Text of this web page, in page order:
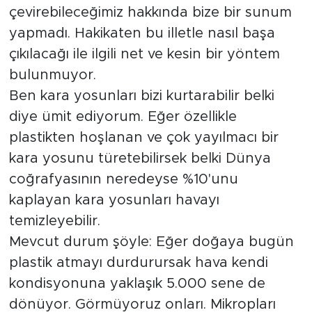
çevirebileceğimiz hakkında bize bir sunum
yapmadı. Hakikaten bu illetle nasıl başa
çıkılacağı ile ilgili net ve kesin bir yöntem
bulunmuyor.
Ben kara yosunları bizi kurtarabilir belki
diye ümit ediyorum. Eğer özellikle
plastikten hoşlanan ve çok yayılmacı bir
kara yosunu türetebilirsek belki Dünya
coğrafyasının neredeyse %10'unu
kaplayan kara yosunları havayı
temizleyebilir.
Mevcut durum şöyle: Eğer doğaya bugün
plastik atmayı durdurursak hava kendi
kondisyonuna yaklaşık 5.000 sene de
dönüyor. Görmüyoruz onları. Mikropları